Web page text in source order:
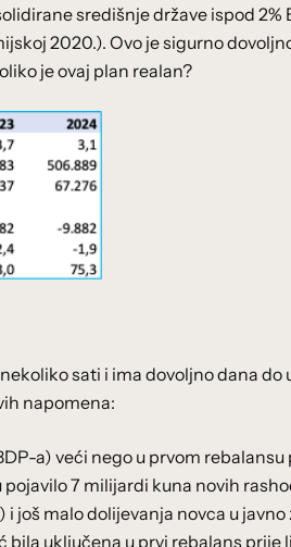
središnje države ispod 2%
2020.). Ovo je sigurno
je ovaj plan realan?
sati i ima dovoljno dana do
napomena:
a) veći nego u prvom rebalansu
7 milijardi kuna novih
još malo dolijevanja novca u
bila uključena u prvi rebalans prije